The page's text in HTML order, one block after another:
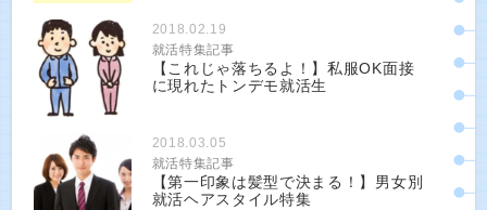
2018.02.19
就活特集記事
【これじゃ落ちるよ！】私服OK面接
に現れたトンデモ就活生
2018.03.05
就活特集記事
【第一印象は髪型で決まる！】男女別
就活ヘアスタイル特集